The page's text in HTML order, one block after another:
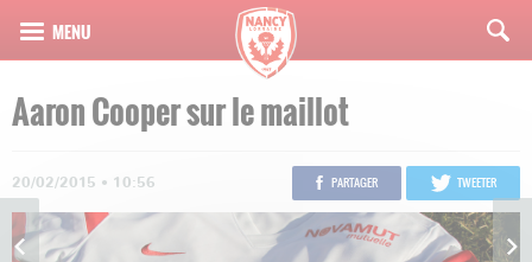
Aaron Cooper sur le maillot
20/02/2015 • 10:56 PARTAGER TWEETER